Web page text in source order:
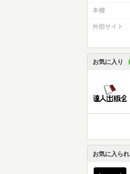
本棚
外部サイト
お気に入り
お気に入られ